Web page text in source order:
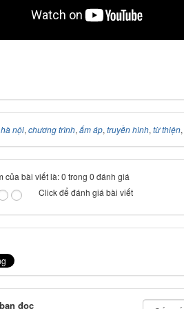
hà nội, chương trình, ấm áp, truyền hình, từ thiện,
của bài viết là: 0 trong 0 đánh giá
Click để đánh giá bài viết
đọc